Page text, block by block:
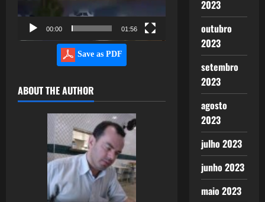
00:00 01:56
Save as PDF
ABOUT THE AUTHOR
2023
outubro
2023
setembro
2023
agosto
2023
julho 2023
junho 2023
maio 2023